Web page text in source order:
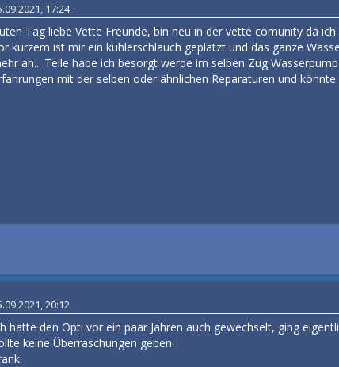
17:24
Tag liebe Vette Freunde, bin neu in der vette comunity da
kurzem ist mir ein kühlerschlauch geplatzt und das ganze
an... Teile habe ich besorgt werde im selben Zug
mit der selben oder ähnlichen Reparaturen und
20:12
hatte den Opti vor ein paar Jahren auch gewechselt, ging
keine Überraschungen geben.